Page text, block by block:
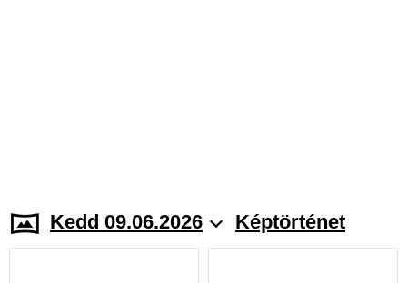
Kedd 09.06.2026 Képtörténet